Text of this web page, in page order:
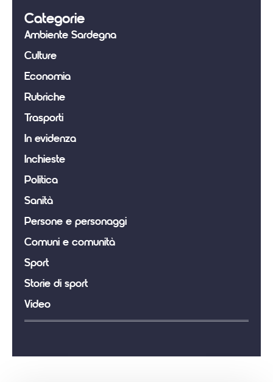
Categorie
Ambiente Sardegna
Culture
Economia
Rubriche
Trasporti
In evidenza
Inchieste
Politica
Sanità
Persone e personaggi
Comuni e comunità
Sport
Storie di sport
Video